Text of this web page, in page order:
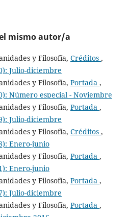
mismo autor/a
y Filosofía, Créditos ,
Julio-diciembre
y Filosofía, Portada ,
Número especial - Noviembre
y Filosofía, Portada ,
Julio-diciembre
y Filosofía, Créditos ,
Enero-junio
y Filosofía, Portada ,
Enero-junio
y Filosofía, Portada ,
Julio-diciembre
y Filosofía, Portada ,